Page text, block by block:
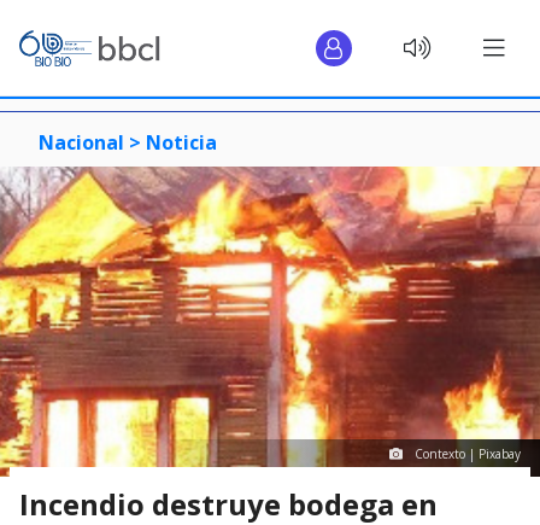
Nacional > Noticia
Contexto | Pixabay
Incendio destruye bodega en